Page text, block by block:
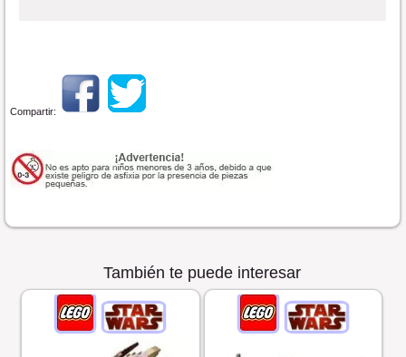
Compartir:
También te puede interesar